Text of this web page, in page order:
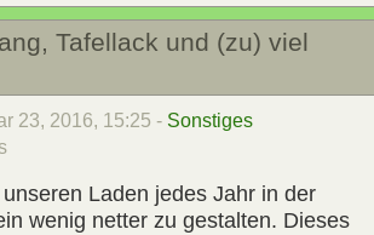
Tafellack und (zu) viel
23, 2016, 15:25 - Sonstiges
Laden jedes Jahr in der
wenig netter zu gestalten. Dieses